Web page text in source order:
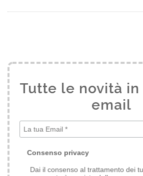
Tutte le novità in
email
Consenso privacy
Dai il consenso al trattamento dei